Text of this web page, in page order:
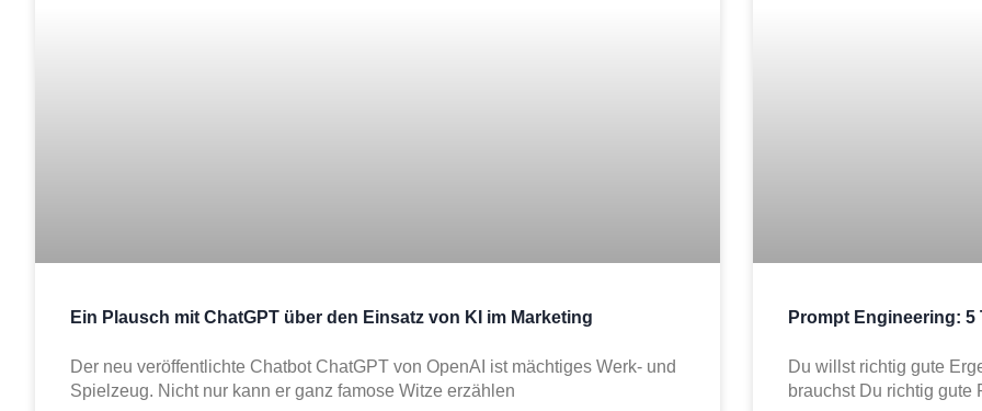
Ein Plausch mit ChatGPT über den Einsatz von KI im Marketing
Der neu veröffentlichte Chatbot ChatGPT von OpenAI ist mächtiges Werk- und
Spielzeug. Nicht nur kann er ganz famose Witze erzählen
Prompt Engineering: 5
Du willst richtig gute
brauchst Du richtig gute